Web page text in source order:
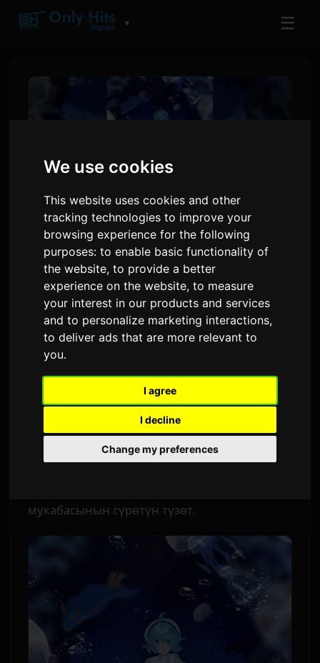
We use cookies
This website uses cookies and other
tracking technologies to improve your
browsing experience for the following
purposes:to enable basic functionality of
the website,to provide a better
experience on the website,to measure
your interest in our products and services
and to personalize marketing interactions,
to deliver ads that are more relevant to
you.
I agree
I decline
Change my preferences
▼ ☰
Креатор Даидай Хиттик
Коркуунуу Оюну
'Аквариум Бийлебейт'
Китепке Адаптациялайт
Samтарабынан
Англисчеден которулган
Аквариум Бийлебейттин
жараткан адам китеп адаптациясын жазып
мукабасынын сүрөтүн түзөт.